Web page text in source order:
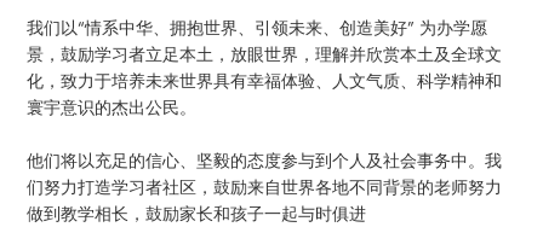
我们以“情系中华、拥抱世界、引领未来、创造美好” 为办学愿
景，鼓励学习者立足本土，放眼世界，理解并欣赏本土及全球文
化，致力于培养未来世界具有幸福体验、人文气质、科学精神和
寰宇意识的杰出公民。
他们将以充足的信心、坚毅的态度参与到个人及社会事务中。我
们努力打造学习者社区，鼓励来自世界各地不同背景的老师努力
做到教学相长，鼓励家长和孩子一起与时俱进